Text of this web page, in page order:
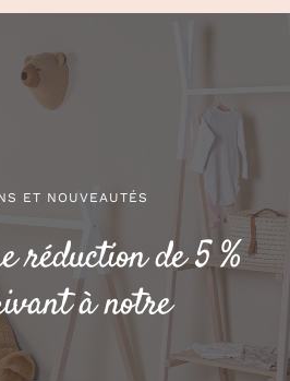
€
55.00 €
59.00 €
ET NOUVEAUTÉS
réduction de 5 %
à notre